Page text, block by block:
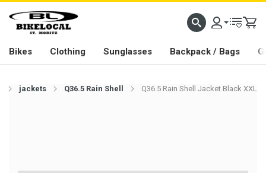
PASSION IN ALL WE DO
Bikes Clothing Sunglasses Backpack / Bags
jackets Q36.5 Rain Shell Q36.5 Rain Shell Jacket Black XXL